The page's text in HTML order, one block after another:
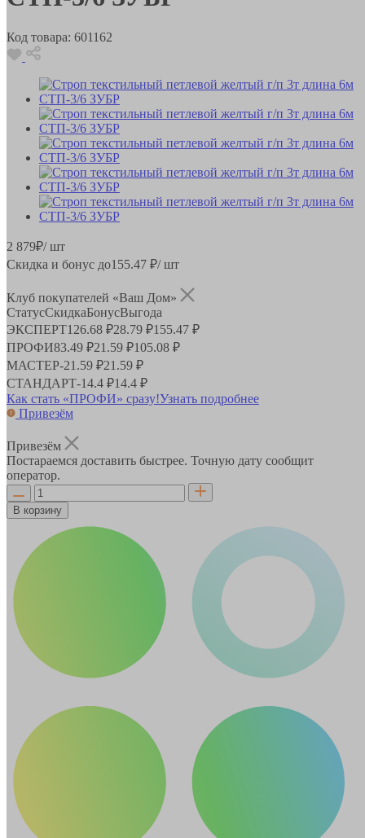
Код товара: 601162
2 879₽/ шт
Скидка и бонус до155.47 ₽/ шт
Клуб покупателей «Ваш Дом»
СтатусСкидкаБонусВыгода
ЭКСПЕРТ126.68 ₽28.79 ₽155.47 ₽
ПРОФИ83.49 ₽21.59 ₽105.08 ₽
МАСТЕР-21.59 ₽21.59 ₽
СТАНДАРТ-14.4 ₽14.4 ₽
Как стать «ПРОФИ» сразу!Узнать подробнее
Привезём
Привезём
Постараемся доставить быстрее. Точную дату сообщит
оператор.
В корзину